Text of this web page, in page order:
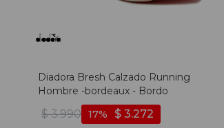
Diadora Bresh Calzado Running
Hombre -bordeaux - Bordo
$ 3.990 $ 3.272
17